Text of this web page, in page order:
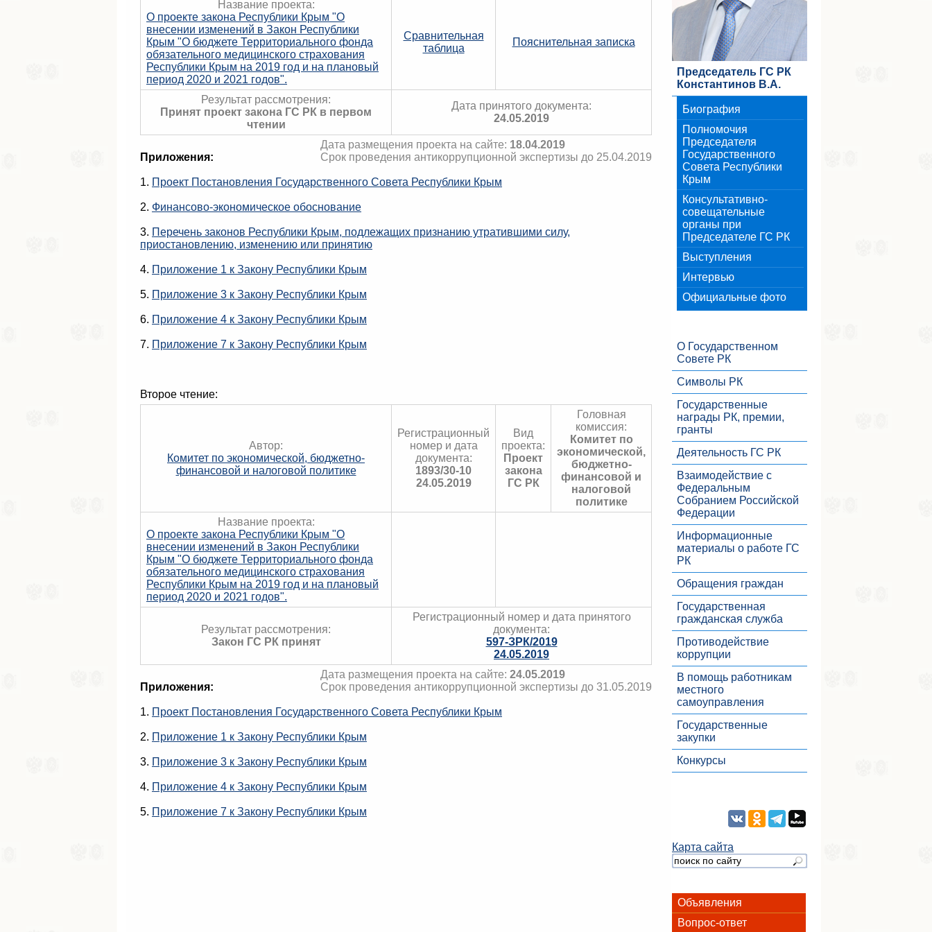
Название проекта:
О проекте закона Республики Крым "О
внесении изменений в Закон Республики
Крым "О бюджете Территориального фонда
обязательного медицинского страхования
Республики Крым на 2019 год и на плановый
период 2020 и 2021 годов".
Сравнительная
таблица
Пояснительная записка
Результат рассмотрения:
Принят проект закона ГС РК в первом
чтении
Дата принятого документа:
24.05.2019
Дата размещения проекта на сайте: 18.04.2019
Срок проведения антикоррупционной экспертизы до 25.04.2019
Приложения:
1. Проект Постановления Государственного Совета Республики Крым
2. Финансово-экономическое обоснование
3. Перечень законов Республики Крым, подлежащих признанию утратившими силу,
приостановлению, изменению или принятию
4. Приложение 1 к Закону Республики Крым
5. Приложение 3 к Закону Республики Крым
6. Приложение 4 к Закону Республики Крым
7. Приложение 7 к Закону Республики Крым
Второе чтение:
Автор:
Комитет по экономической, бюджетно-
финансовой и налоговой политике
Регистрационный
номер и дата
документа:
1893/30-10
24.05.2019
Вид
проекта:
Проект
закона
ГС РК
Головная
комиссия:
Комитет по
экономической,
бюджетно-
финансовой и
налоговой
политике
Название проекта:
О проекте закона Республики Крым "О
внесении изменений в Закон Республики
Крым "О бюджете Территориального фонда
обязательного медицинского страхования
Республики Крым на 2019 год и на плановый
период 2020 и 2021 годов".
Результат рассмотрения:
Закон ГС РК принят
Регистрационный номер и дата принятого
документа:
597-ЗРК/2019
24.05.2019
Дата размещения проекта на сайте: 24.05.2019
Срок проведения антикоррупционной экспертизы до 31.05.2019
Приложения:
1. Проект Постановления Государственного Совета Республики Крым
2. Приложение 1 к Закону Республики Крым
3. Приложение 3 к Закону Республики Крым
4. Приложение 4 к Закону Республики Крым
5. Приложение 7 к Закону Республики Крым
Председатель ГС РК
Константинов В.А.
Биография
Полномочия
Председателя
Государственного
Совета Республики
Крым
Консультативно-
совещательные
органы при
Председателе ГС РК
Выступления
Интервью
Официальные фото
О Государственном
Совете РК
Символы РК
Государственные
награды РК, премии,
гранты
Деятельность ГС РК
Взаимодействие с
Федеральным
Собранием Российской
Федерации
Информационные
материалы о работе ГС
РК
Обращения граждан
Государственная
гражданская служба
Противодействие
коррупции
В помощь работникам
местного
самоуправления
Государственные
закупки
Конкурсы
Карта сайта
Объявления
Вопрос-ответ